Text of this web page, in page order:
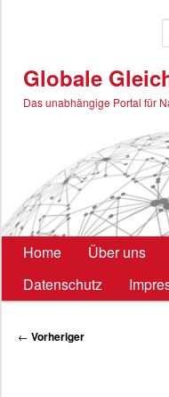
Globale
Das unabhängige Portal für
Hauptmenü
Home Über uns
Datenschutz
Beitragsnavigation
← Vorheriger